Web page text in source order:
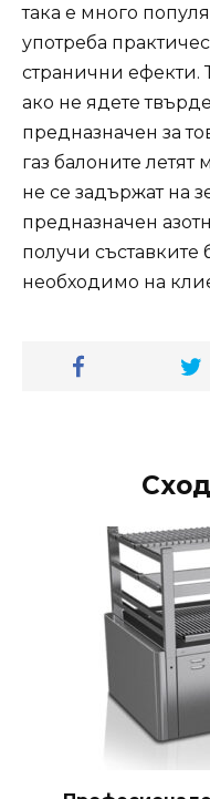
така е много
употреба
странични ефекти.
ако не ядете
предназначен за
газ балоните
не се задържат на
предназначен
получи съставките
необходимо на